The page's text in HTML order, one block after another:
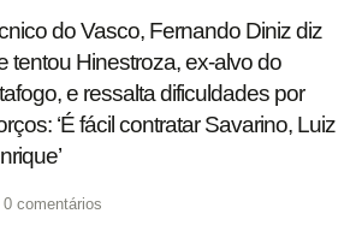
do Vasco, Fernando Diniz diz
tentou Hinestroza, ex-alvo do
e ressalta dificuldades por
‘É fácil contratar Savarino, Luiz
0 comentários